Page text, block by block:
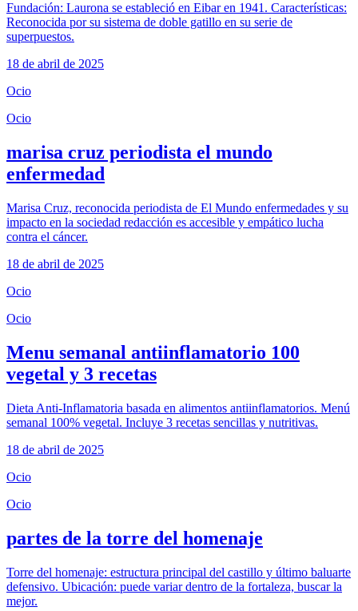
Fundación: Laurona se estableció en Eibar en 1941. Características:
Reconocida por su sistema de doble gatillo en su serie de
superpuestos.
18 de abril de 2025
Ocio
Ocio
marisa cruz periodista el mundo
enfermedad
Marisa Cruz, reconocida periodista de El Mundo enfermedades y su
impacto en la sociedad redacción es accesible y empático lucha
contra el cáncer.
18 de abril de 2025
Ocio
Ocio
Menu semanal antiinflamatorio 100
vegetal y 3 recetas
Dieta Anti-Inflamatoria basada en alimentos antiinflamatorios. Menú
semanal 100% vegetal. Incluye 3 recetas sencillas y nutritivas.
18 de abril de 2025
Ocio
Ocio
partes de la torre del homenaje
Torre del homenaje: estructura principal del castillo y último baluarte
defensivo. Ubicación: puede variar dentro de la fortaleza, buscar la
mejor.